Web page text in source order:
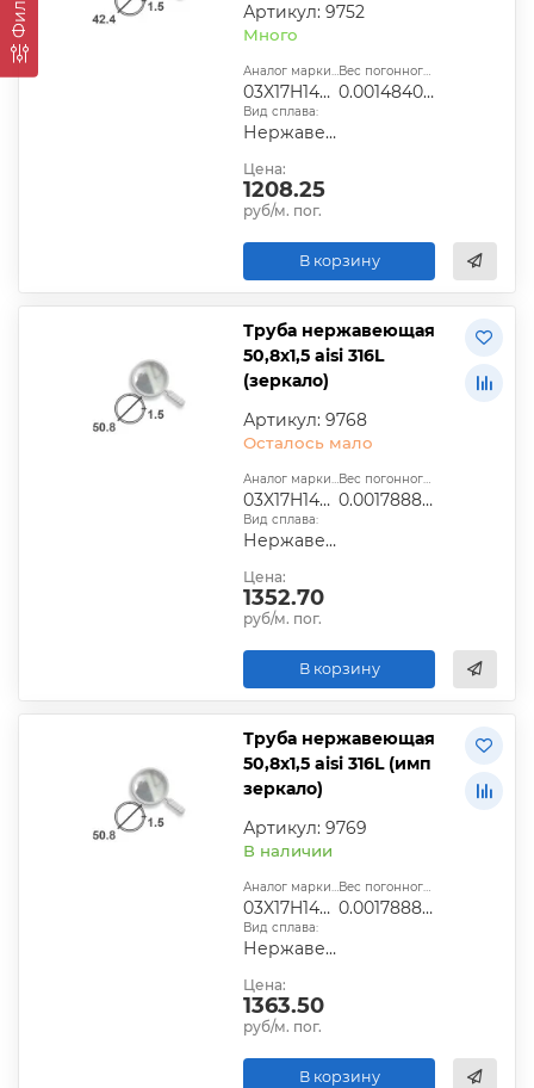
Артикул: 9752
Много
Аналог марки стали:
03X17H14М2
Вес погонного метра, т.:
0.0014840565
Вид сплава:
Нержавеющий
Цена:
1208.25
руб/м. пог.
В корзину
Труба нержавеющая
50,8х1,5 aisi 316L
(зеркало)
Артикул: 9768
Осталось мало
Аналог марки стали:
03X17H14М2
Вес погонного метра, т.:
0.0017888505
Вид сплава:
Нержавеющий
Цена:
1352.70
руб/м. пог.
В корзину
Труба нержавеющая
50,8х1,5 aisi 316L (имп
зеркало)
Артикул: 9769
В наличии
Аналог марки стали:
03X17H14М2
Вес погонного метра, т.:
0.0017888505
Вид сплава:
Нержавеющий
Цена:
1363.50
руб/м. пог.
В корзину